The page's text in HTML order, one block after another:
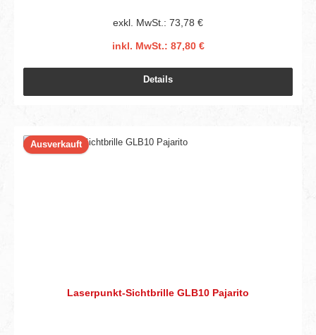
exkl. MwSt.: 73,78 €
inkl. MwSt.: 87,80 €
Details
Ausverkauft
Laserpunkt-Sichtbrille GLB10 Pajarito